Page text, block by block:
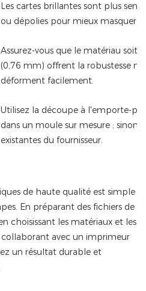
Les cartes brillantes sont plus
ou dépolies pour mieux masquer
Assurez-vous que le matériau soit
(0,76 mm) offrent la robustesse
déforment facilement.
Utilisez la découpe à l'emporte-
dans un moule sur mesure ; sinon,
existantes du fournisseur.
de haute qualité est simple
En préparant des fichiers de
choisissant les matériaux et les
avec un imprimeur
un résultat durable et